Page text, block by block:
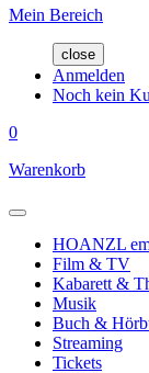
Mein Bereich
close
Anmelden
Noch kein
0
Warenkorb
HOANZL
Film & TV
Kabarett &
Musik
Buch &
Streaming
Tickets